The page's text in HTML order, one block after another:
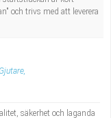
och trivs med att leverera
säkerhet och laganda